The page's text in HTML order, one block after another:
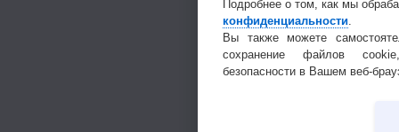
Подробнее о том, как мы
конфиденциальности.
Вы также можете
сохранение файлов
безопасности в Вашем веб-